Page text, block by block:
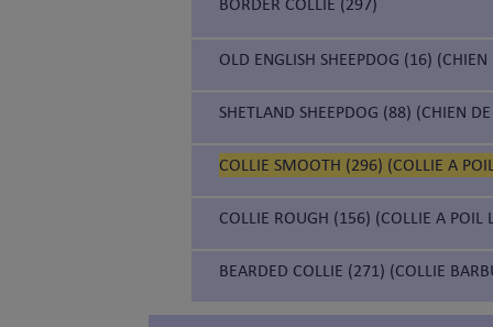
OLD ENGLISH SHEEPDOG (16)
SHETLAND SHEEPDOG (88) (CHIEN
COLLIE SMOOTH (296) (COLLIE A
COLLIE ROUGH (156) (COLLIE A POIL
BEARDED COLLIE (271) (COLLIE